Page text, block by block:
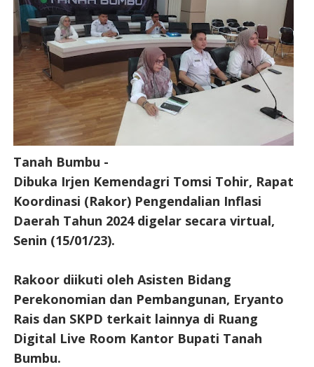
Tanah Bumbu -
Dibuka Irjen Kemendagri Tomsi Tohir, Rapat
Koordinasi (Rakor) Pengendalian Inflasi
Daerah Tahun 2024 digelar secara virtual,
Senin (15/01/23).
Rakoor diikuti oleh Asisten Bidang
Perekonomian dan Pembangunan, Eryanto
Rais dan SKPD terkait lainnya di Ruang
Digital Live Room Kantor Bupati Tanah
Bumbu.